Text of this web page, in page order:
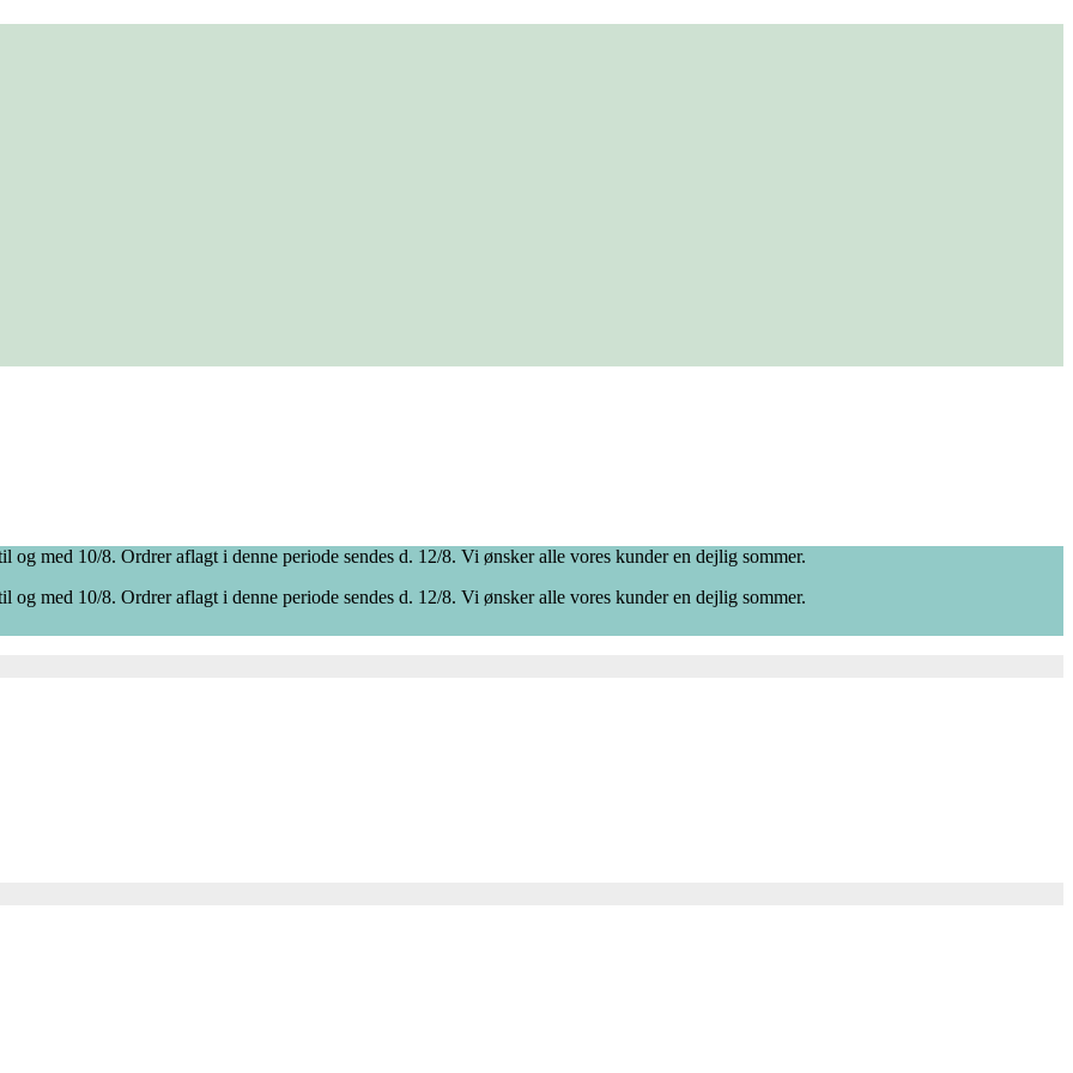
med 10/8. Ordrer aflagt i denne periode sendes d. 12/8. Vi ønsker alle vores kunder en dejlig sommer.
med 10/8. Ordrer aflagt i denne periode sendes d. 12/8. Vi ønsker alle vores kunder en dejlig sommer.